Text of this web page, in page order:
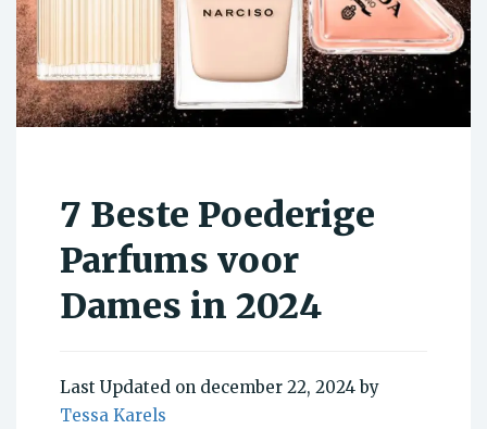
7 Beste Poederige
Parfums voor
Dames in 2024
Last Updated on december 22, 2024 by
Tessa Karels